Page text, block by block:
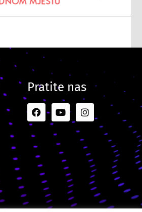
Pratite nas